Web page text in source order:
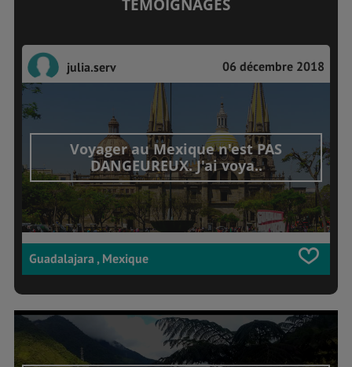
TÉMOIGNAGES
julia.serv 06 décembre 2018
Voyager au Mexique n'est PAS
DANGEUREUX. J'ai voya..
Guadalajara , Mexique